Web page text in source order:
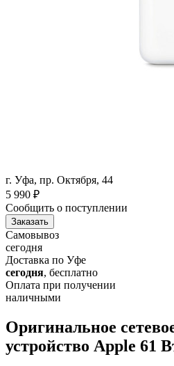
г. Уфа, пр. Октября, 44
5 990 ₽
Сообщить о поступлении
Заказать
Самовывоз
сегодня
Доставка по Уфе
сегодня, бесплатно
Оплата при получении
наличными
Оригинальное
устройство Apple 61